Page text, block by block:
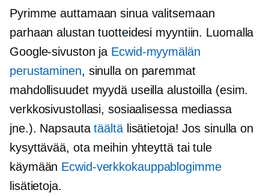
Pyrimme auttamaan sinua valitsemaan
parhaan alustan tuotteidesi myyntiin. Luomalla
Google-sivuston ja Ecwid-myymälän
perustaminen, sinulla on paremmat
mahdollisuudet myydä useilla alustoilla (esim.
verkkosivustollasi, sosiaalisessa mediassa
jne.). Napsautatäältälisätietoja! Jos sinulla on
kysyttävää, ota meihin yhteyttä tai tule
käymään Ecwid-verkkokauppablogimme
lisätietoja.